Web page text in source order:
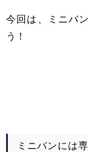
今回は、ミニバ
う！
ミニバンには